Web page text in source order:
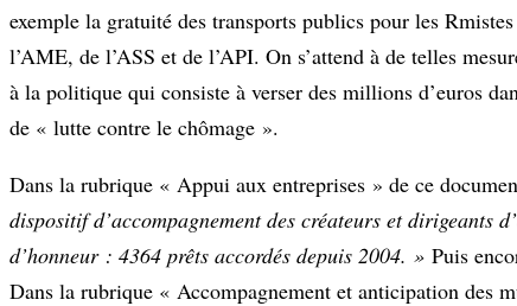
exemple la gratuité des transports publics pour les
l’AME, de l’ASS et de l’API. On s’attend à de telles
à la politique qui consiste à verser des millions d’euros
de « lutte contre le chômage ».
Dans la rubrique « Appui aux entreprises » de ce
dispositif d’accompagnement des créateurs et dirigeants
d’honneur : 4364 prêts accordés depuis 2004. » Puis
Dans la rubrique « Accompagnement et anticipation des